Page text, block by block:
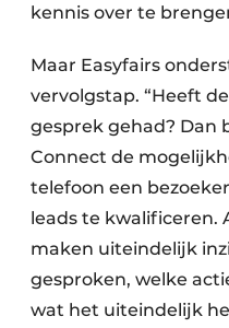
kennis over te
Maar Easyfairs
vervolgstap. “Heeft
gesprek gehad? Dan
Connect de
telefoon een
leads te kwalificeren.
maken uiteindelijk
gesproken, welke
wat het uiteindelijk